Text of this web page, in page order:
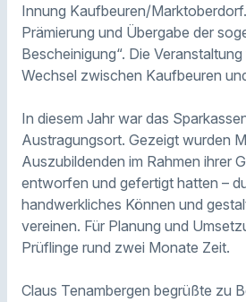
Innung Kaufbeuren/
Prämierung und Übergabe der
Bescheinigung“. Die
Wechsel zwischen Kaufbeuren
In diesem Jahr war das
Austragungsort. Gezeigt wurden
Auszubildenden im Rahmen ihrer
entworfen und gefertigt hatten –
handwerkliches Können und
vereinen. Für Planung und
Prüflinge rund zwei Monate Zeit.
Claus Tenambergen begrüßte zu